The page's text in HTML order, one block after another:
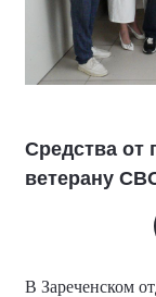
Средства от
ветерану
В Зареченском